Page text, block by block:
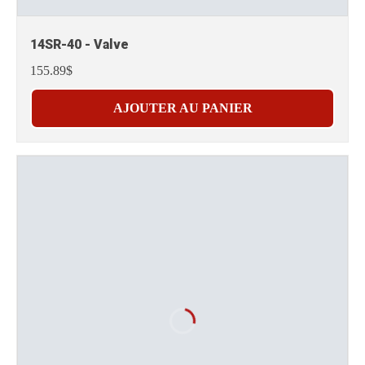
14SR-40 - Valve
155.89$
AJOUTER AU PANIER